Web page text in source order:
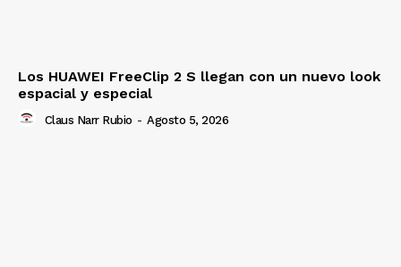
Los HUAWEI FreeClip 2 S llegan con un nuevo look
espacial y especial
Claus Narr Rubio - Agosto 5, 2026